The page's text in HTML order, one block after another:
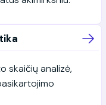
skaičių analizė,